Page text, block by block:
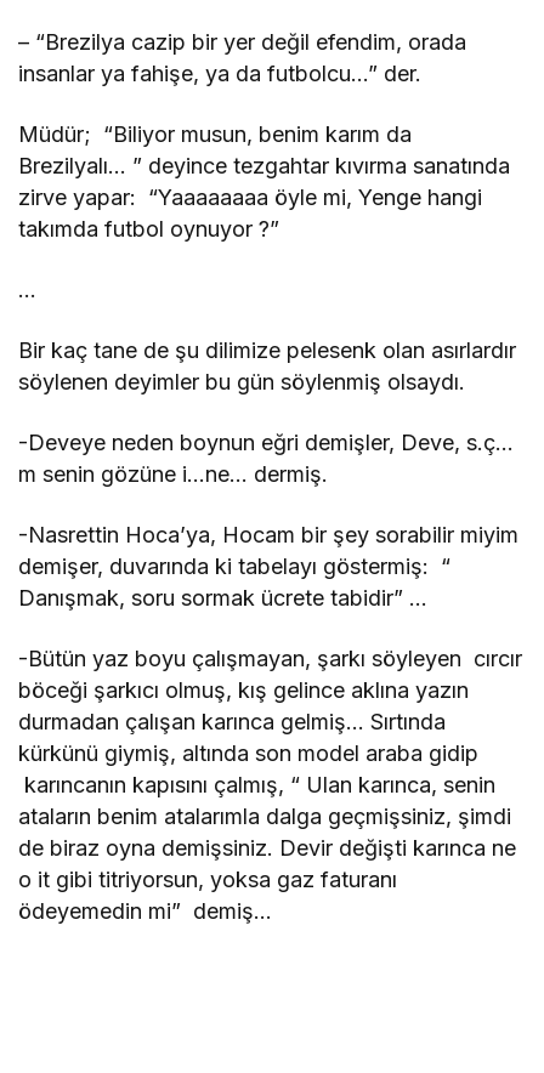
– “Brezilya cazip bir yer değil efendim, orada
insanlar ya fahişe, ya da futbolcu…” der.
Müdür; “Biliyor musun, benim karım da
Brezilyalı… ” deyince tezgahtar kıvırma sanatında
zirve yapar: “Yaaaaaaaa öyle mi, Yenge hangi
takımda futbol oynuyor ?”
…
Bir kaç tane de şu dilimize pelesenk olan asırlardır
söylenen deyimler bu gün söylenmiş olsaydı.
-Deveye neden boynun eğri demişler, Deve, s.ç…
m senin gözüne i…ne… dermiş.
-Nasrettin Hoca’ya, Hocam bir şey sorabilir miyim
demişer, duvarında ki tabelayı göstermiş: “
Danışmak, soru sormak ücrete tabidir” …
-Bütün yaz boyu çalışmayan, şarkı söyleyen cırcır
böceği şarkıcı olmuş, kış gelince aklına yazın
durmadan çalışan karınca gelmiş… Sırtında
kürkünü giymiş, altında son model araba gidip
karıncanın kapısını çalmış, “ Ulan karınca, senin
ataların benim atalarımla dalga geçmişsiniz, şimdi
de biraz oyna demişsiniz. Devir değişti karınca ne
o it gibi titriyorsun, yoksa gaz faturanı
ödeyemedin mi” demiş…